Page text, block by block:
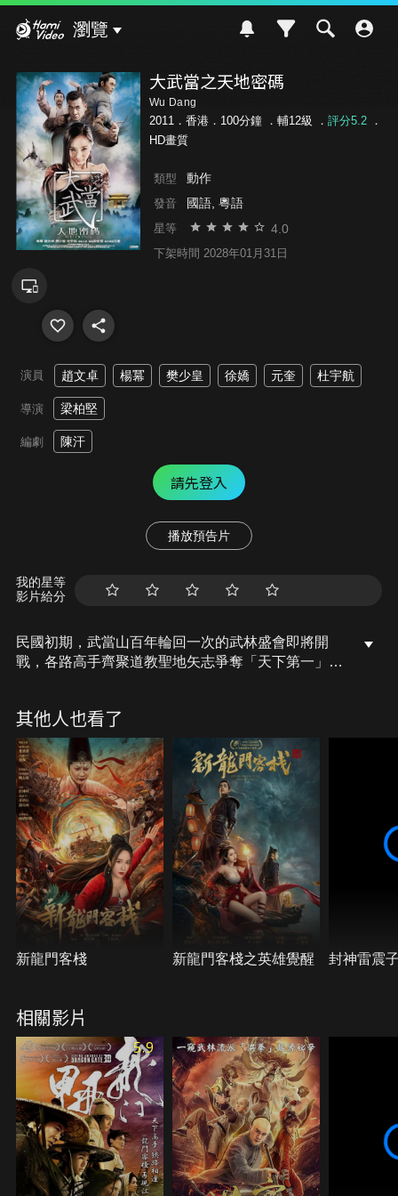
瀏覽
大武當之天地密碼
Wu Dang
2011．香港．100分鐘 ． 輔12級 ． 評分5.2．
HD畫質
類型 動作
發音 國語, 粵語
星等 4.0
下架時間 2028年01月31日
演員 趙文卓 楊冪 樊少皇 徐嬌 元奎 杜宇航
導演 梁柏堅
編劇 陳汗
請先登入
播放預告片
我的星等
影片給分
民國初期，武當山百年輪回一次的武林盛會即將開
戰，各路高手齊聚道教聖地矢志爭奪「天下第一」。
武當藉機行動。為人至孝的俗家弟子代表武當與各地
武術家決一雌雄，武當自創派以來最大危機日漸逼
近。
其他人也看了
新龍門客棧 新龍門客棧之英雄覺醒 封神雷震
相關影片
5.9